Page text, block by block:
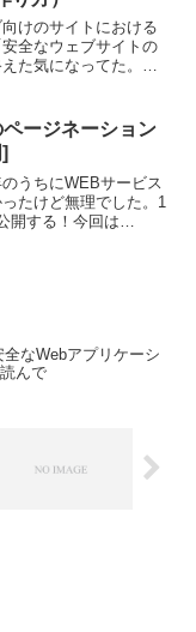
けのサイトにおける
全なウェブサイトの
た気になってた。け
番に「SQLインジェ
て説...
ージネーション
うちにWEBサービス
たけど無理でした。1
開する！今回は
全なWebアプリケーシ
んで